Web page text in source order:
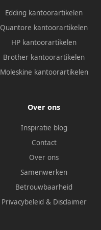
Edding kantoorartikelen
Quantore kantoorartikelen
HP kantoorartikelen
Brother kantoorartikelen
Moleskine kantoorartikelen
Over ons
Inspiratie blog
Contact
Over ons
Samenwerken
Betrouwbaarheid
Privacybeleid & Disclaimer